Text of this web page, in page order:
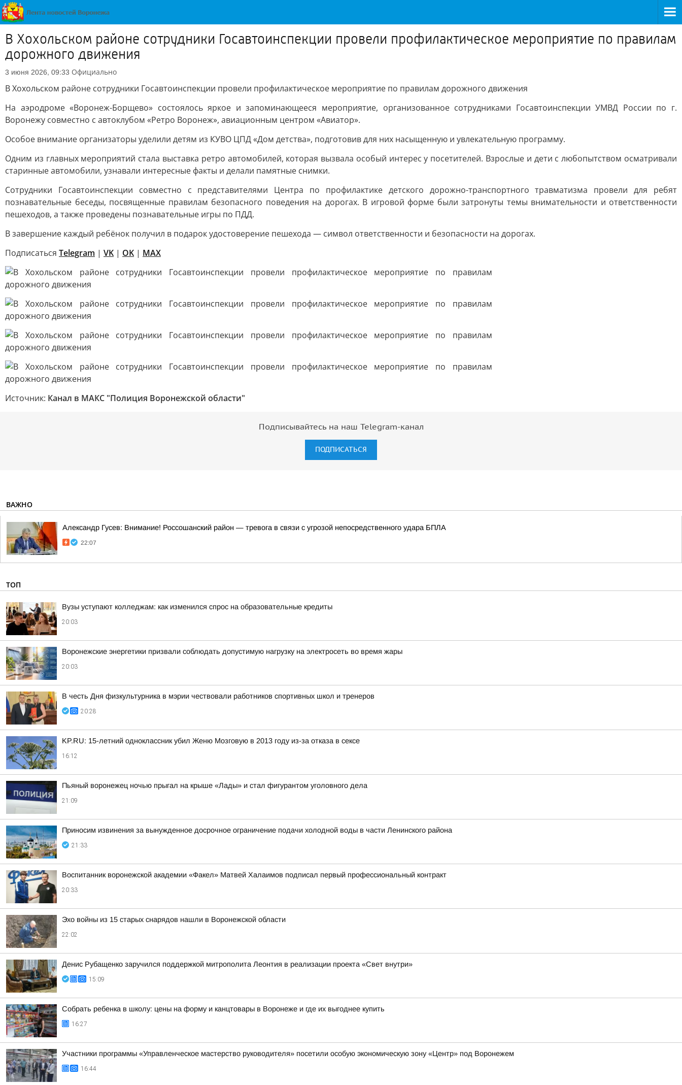
В Хохольском районе сотрудники Госавтоинспекции провели профилактическое мероприятие по правилам
дорожного движения
3 июня 2026, 09:33 Официально
В Хохольском районе сотрудники Госавтоинспекции провели профилактическое мероприятие по правилам дорожного движения
На аэродроме «Воронеж-Борщево» состоялось яркое и запоминающееся мероприятие, организованное сотрудниками Госавтоинспекции УМВД России по г.
Воронежу совместно с автоклубом «Ретро Воронеж», авиационным центром «Авиатор».
Особое внимание организаторы уделили детям из КУВО ЦПД «Дом детства», подготовив для них насыщенную и увлекательную программу.
Одним из главных мероприятий стала выставка ретро автомобилей, которая вызвала особый интерес у посетителей. Взрослые и дети с любопытством осматривали
старинные автомобили, узнавали интересные факты и делали памятные снимки.
Сотрудники Госавтоинспекции совместно с представителями Центра по профилактике детского дорожно-транспортного травматизма провели для ребят
познавательные беседы, посвященные правилам безопасного поведения на дорогах. В игровой форме были затронуты темы внимательности и ответственности
пешеходов, а также проведены познавательные игры по ПДД.
В завершение каждый ребёнок получил в подарок удостоверение пешехода — символ ответственности и безопасности на дорогах.
Подписаться Telegram | VK | OK | MAX
Источник: Канал в МАКС "Полиция Воронежской области"
Подписывайтесь на наш Telegram-канал
ПОДПИСАТЬСЯ
ВАЖНО
Александр Гусев: Внимание! Россошанский район — тревога в связи с угрозой непосредственного удара БПЛА
22:07
ТОП
Вузы уступают колледжам: как изменился спрос на образовательные кредиты
20:03
Воронежские энергетики призвали соблюдать допустимую нагрузку на электросеть во время жары
20:03
В честь Дня физкультурника в мэрии чествовали работников спортивных школ и тренеров
20:28
KP.RU: 15-летний одноклассник убил Женю Мозговую в 2013 году из-за отказа в сексе
16:12
Пьяный воронежец ночью прыгал на крыше «Лады» и стал фигурантом уголовного дела
21:09
Приносим извинения за вынужденное досрочное ограничение подачи холодной воды в части Ленинского района
21:33
Воспитанник воронежской академии «Факел» Матвей Халаимов подписал первый профессиональный контракт
20:33
Эхо войны из 15 старых снарядов нашли в Воронежской области
22:02
Денис Рубащенко заручился поддержкой митрополита Леонтия в реализации проекта «Свет внутри»
15:09
Собрать ребенка в школу: цены на форму и канцтовары в Воронеже и где их выгоднее купить
16:27
Участники программы «Управленческое мастерство руководителя» посетили особую экономическую зону «Центр» под Воронежем
16:44